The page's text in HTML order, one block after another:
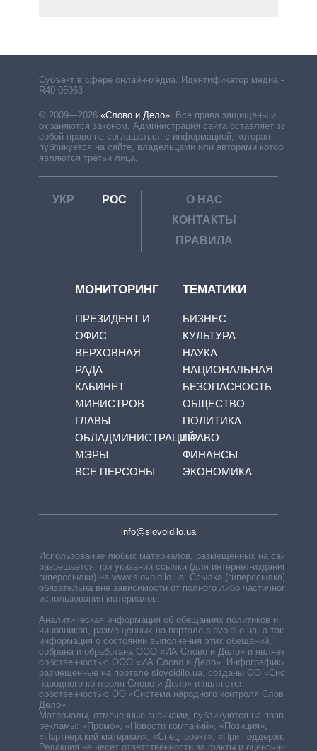
Субъект в сфере онлайн-медиа. Идентификатор медиа –
R40-05063
© 2009—2026 «Слово и Дело» Все права защищены и
охраняются законом. Администрация сайта оставляет за
собой право не соглашаться с информацией, которая
публикуется на сайте, владельцами или авторами которой
являются третьи лица.
УКР РОС
О НАС
КОНТАКТЫ
ПРАВИЛА
МОНИТОРИНГ
ПРЕЗИДЕНТ И
ОФИС
ВЕРХОВНАЯ
РАДА
КАБИНЕТ
МИНИСТРОВ
ГЛАВЫ
ОБЛАДМИНИСТРАЦИЙ
МЭРЫ
ВСЕ ПЕРСОНЫ
ТЕМАТИКИ
БИЗНЕС
КУЛЬТУРА
НАУКА
НАЦИОНАЛЬНАЯ
БЕЗОПАСНОСТЬ
ОБЩЕСТВО
ПОЛИТИКА
ПРАВО
ФИНАНСЫ
ЭКОНОМИКА
info@slovoidilo.ua
Использование любых материалов, размещённых на сайте,
разрешается при указании ссылки (для интернет-изданий —
гиперссылки) на www.slovoidilo.ua. Ссылка (гиперссылка)
обязательна вне зависимости от полного либо частичного
использования материалов.
Аналитическая информация об обещаниях политиков и
чиновников, размещенных на портале slovoidilo.ua, а также
информация о состоянии выполнения этих обещаний,
собрана и обработана ООО «ИА Слово и Дело» и является
собственностью ООО «ИА Слово и Дело». Инфографики,
размещенные на портале slovoidilo.ua, созданы ОО «Система
народного контроля Слово и Дело» и являются
собственностью ОО «Система народного контроля Слово и
Дело».
Материалы, отмеченные значками, публикуются на правах
рекламы: «Промо», «Новости компаний», «Позиция»,
«Партнерский материал», «Спецпроект», «При поддержке».
Редакция не несет ответственности за факты и оценочные